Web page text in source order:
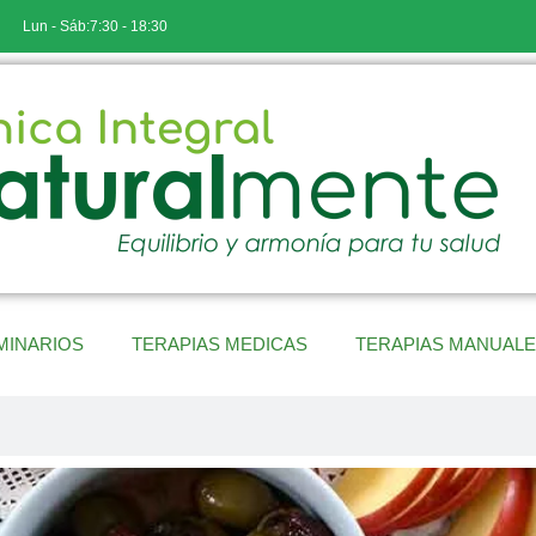
Lun - Sáb:7:30 - 18:30
TERAPIAS MEDICAS TERAPIAS